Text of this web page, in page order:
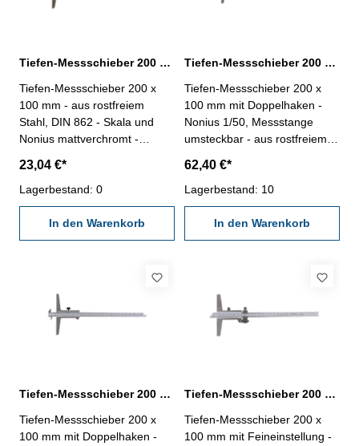
Tiefen-Messschieber 200 x 100 mm DIN 862
Tiefen-Messschieber 200 x
100 mm - aus rostfreiem
Stahl, DIN 862 - Skala und
Nonius mattverchromt -
Brückenlänge 100 mm - im
Behältnis/Kasten Messbereich
0 - 200 mm
23,04 €*
Lagerbestand: 0
In den Warenkorb
Tiefen-Messschieber 200 x 100 mm mit Doppelhaken DIN 862
Tiefen-Messschieber 200 x
100 mm mit Doppelhaken -
Nonius 1/50, Messstange
umsteckbar - aus rostfreiem
mattverchromt - Brückenlänge
100 mm - Genauigkeit nach
DIN 862- im Behältnis/Kasten
Messbereich 200 mm
62,40 €*
Lagerbestand: 10
In den Warenkorb
Tiefen-Messschieber 200 x 100 mm mit Doppelhaken DIN 862
Tiefen-Messschieber 200 x
100 mm mit Doppelhaken -
Tiefen-Messschieber 200 x 100 mm mit Feineinstellung DIN 862
Tiefen-Messschieber 200 x
100 mm mit Feineinstellung -